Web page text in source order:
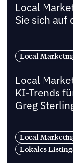
Local
Sie sich auf
Local
Local
KI-Trends
Greg
Local
Lokales